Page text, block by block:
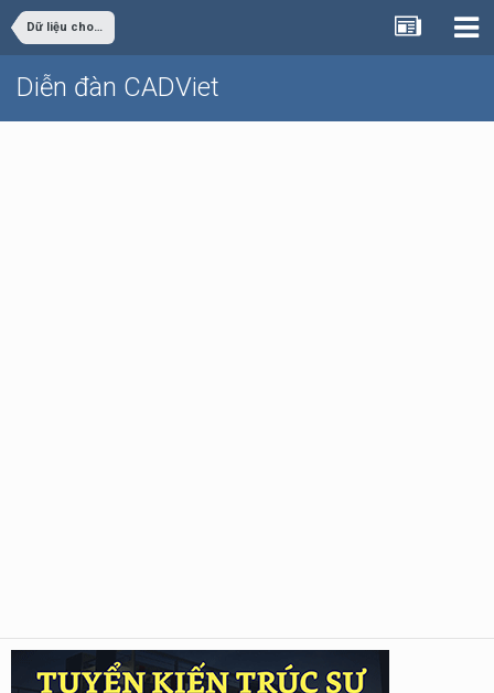
Dữ liệu cho sinh viên đồ án
Diễn đàn CADViet